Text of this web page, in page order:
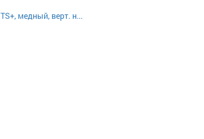
медный, верт. н...